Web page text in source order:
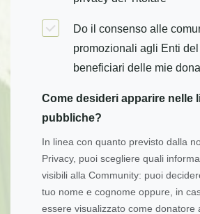
Do il consenso alle
promozionali agli Enti
beneficiari delle mie
Come desideri apparire nelle
pubbliche?
In linea con quanto previsto dalla
Privacy, puoi scegliere quali
visibili alla Community: puoi
tuo nome e cognome oppure, in
essere visualizzato come donatore